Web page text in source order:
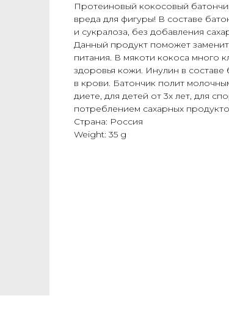
Протеиновый кокосовый
вреда для фигуры! В составе
и сукралоза, без добавления
Данный продукт поможет
питания. В мякоти кокоса много
здоровья кожи. Инулин в составе
в крови. Батончик полит
диете, для детей от 3х лет, для
потреблением сахарных
Страна: Россия
Weight: 35 g